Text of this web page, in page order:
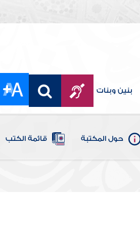
بنين وبنات
حول المكتبة قائمة الكتب